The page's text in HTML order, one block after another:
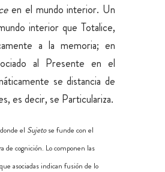
en el mundo interior. Un
interior que Totalice,
a la memoria; en
al Presente en el
se distancia de
es decir, se Particulariza.
el Sujetose funde con el
de cognición. Lo componen las
asociadas indican fusión de lo